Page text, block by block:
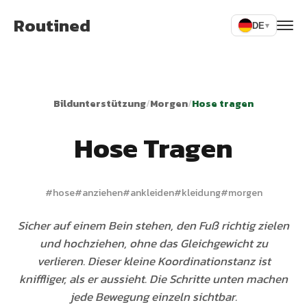
Routined DE▾
Bildunterstützung/Morgen/Hose tragen
Hose Tragen
#hose#anziehen#ankleiden#kleidung#morgen
Sicher auf einem Bein stehen, den Fuß richtig zielen
und hochziehen, ohne das Gleichgewicht zu
verlieren. Dieser kleine Koordinationstanz ist
kniffliger, als er aussieht. Die Schritte unten machen
jede Bewegung einzeln sichtbar.